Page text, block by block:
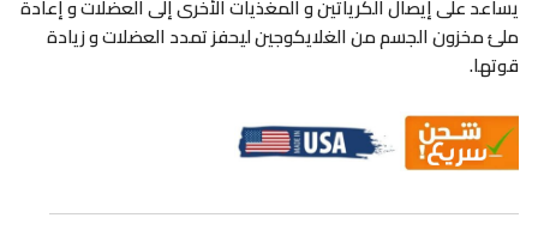
يساعد على إيصال الكرياتين و المغذيات الأخرى إلى العضلات و إعادة
ملئ مخزون الجسم من الغلايكوجين ليحفز تمدد العضلات و زيادة
قوتها.